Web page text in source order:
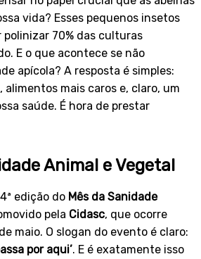
vida? Esses pequenos insetos
polinizar 70% das culturas
E o que acontece se não
apícola? A resposta é simples:
mais caros e, claro, um
saúde. É hora de prestar
Animal e Vegetal
edição do Mês da Sanidade
pela Cidasc, que ocorre
maio. O slogan do evento é claro:
por aqui’. E é exatamente isso